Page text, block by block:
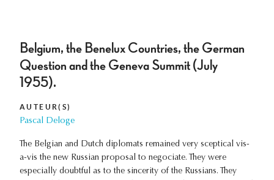
Belgium, the Benelux Countries, the German
Question and the Geneva Summit (July
1955).
AUTEUR(S)
Pascal Deloge
The Belgian and Dutch diplomats remained very sceptical vis-
a-vis the new Russian proposal to negociate. They were
especially doubtful as to the sincerity of the Russians. They